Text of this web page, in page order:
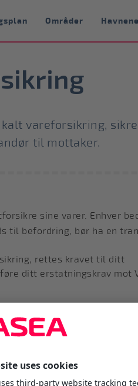
Områder Havnene
vareforsikring,
til mottaker.
sine varer. Enhver
til befordring, bør ha en
rettes kravet til ditt
ditt erstatningskrav mot
vurderer en
som tilsvarer verdien på en
katastrofer, eller ønskes en
og administrativt, til å